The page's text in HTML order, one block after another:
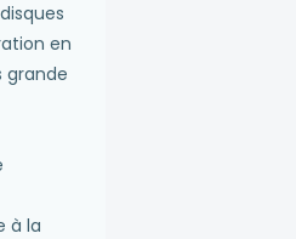
en
grande
à la